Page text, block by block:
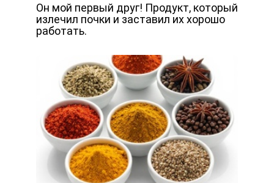
Он мой первый друг! Продукт, который
излечил почки и заставил их хорошо
работать.